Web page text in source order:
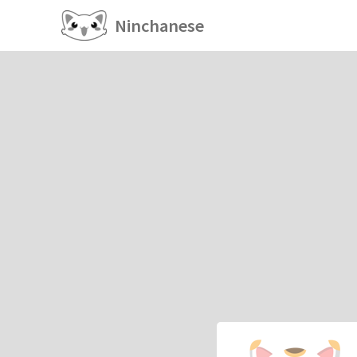
Ninchanese